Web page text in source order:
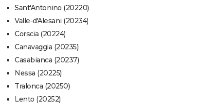
Sant'Antonino (20220)
Valle-d'Alesani (20234)
Corscia (20224)
Canavaggia (20235)
Casabianca (20237)
Nessa (20225)
Tralonca (20250)
Lento (20252)